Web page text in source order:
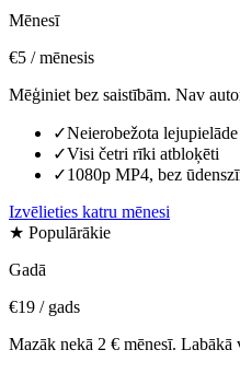
Mēnesī
€5 / mēnesis
Mēģiniet bez saistībām. Nav
✓Neierobežota lejupielāde
✓Visi četri rīki atbloķēti
✓1080p MP4, bez
Izvēlieties katru mēnesi
★ Populārākie
Gadā
€19 / gads
Mazāk nekā 2 € mēnesī.